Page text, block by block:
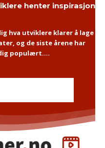
henter inspirasjon
og de siste årene har
populært....